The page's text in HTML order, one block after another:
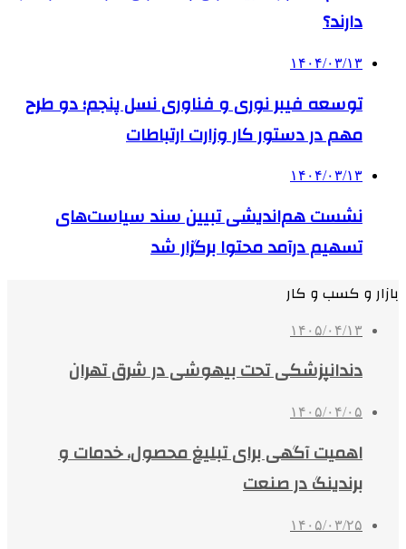
دارند؟
۱۴۰۴/۰۳/۱۳
توسعه فیبر نوری و فناوری نسل پنجم؛ دو طرح
مهم در دستور کار وزارت ارتباطات
۱۴۰۴/۰۳/۱۳
نشست هم‌اندیشی تبیین سند سیاست‌های
تسهیم درآمد محتوا برگزار شد
بازار و کسب و کار
۱۴۰۵/۰۴/۱۳
دندانپزشکی تحت بیهوشی در شرق تهران
۱۴۰۵/۰۴/۰۵
اهمیت آگهی برای تبلیغ محصول، خدمات و
برندینگ در صنعت
۱۴۰۵/۰۳/۲۵